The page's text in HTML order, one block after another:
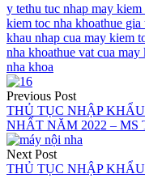
y tethu tuc nhap may kiem
kiem toc nha khoathue gia
khau nhap cua may kiem
nha khoathue vat cua may
nha khoa
Điều
hướng
bài
viết
Previous Post
THỦ TỤC NHẬP
NHẤT NĂM 2022 – MS
Next Post
THỦ TỤC NHẬP